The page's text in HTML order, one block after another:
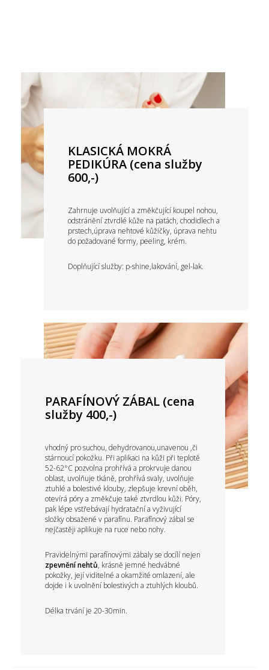
KLASICKÁ MOKRÁ
PEDIKÚRA (cena služby
600,-)
Zahrnuje uvolňující a změkčující koupel nohou,
odstránění ztvrdlé kůže na patách, chodidlech a
prstech,úprava nehtové kůžičky, úprava nehtu
do požadované formy, peeling, krém.
Doplňující služby: p-shine,lakování, gel-lak.
PARAFÍNOVÝ ZÁBAL (cena
služby 400,-)
vhodný pro suchou, dehydrovanou,unavenou ,či
stárnoucí pokožku. Při aplikaci na kůži při teplotě
52-62°C pozvolna prohřívá a prokrvuje danou
oblast, uvolňuje tkáně, prohřívá svaly, uvolňuje
ztuhlé a bolestivé klouby, zlepšuje krevní oběh,
otevírá póry a změkčuje také ztvrdlou kůži. Póry,
pak lépe vstřebávají hydratační a vyživující
složky obsažené v parafínu. Parafínový zábal se
nejčastěji aplikuje na ruce nebo nohy.
Pravidelnými parafínovými zábaly se docílí nejen
zpevnění nehtů, krásně jemné hedvábné
pokožky, její viditelné a okamžité omlazení, ale
dojde i k uvolnění bolestivých a ztuhlých kloubů.
Délka trvání je 20-30min.